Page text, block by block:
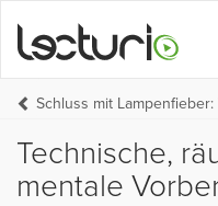
Schluss mit
Technische,
mentale